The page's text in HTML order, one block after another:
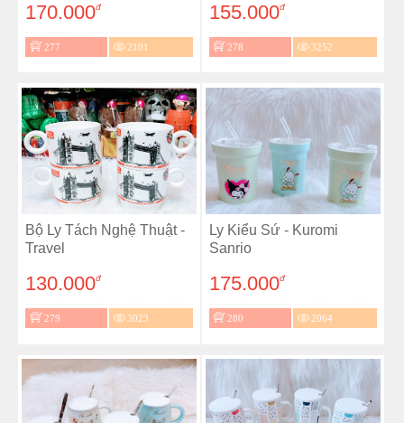
170.000đ
277 2101
155.000đ
278 3252
Bộ Ly Tách Nghệ Thuật -
Travel
130.000đ
279 3023
Ly Kiểu Sứ - Kuromi
Sanrio
175.000đ
280 2064